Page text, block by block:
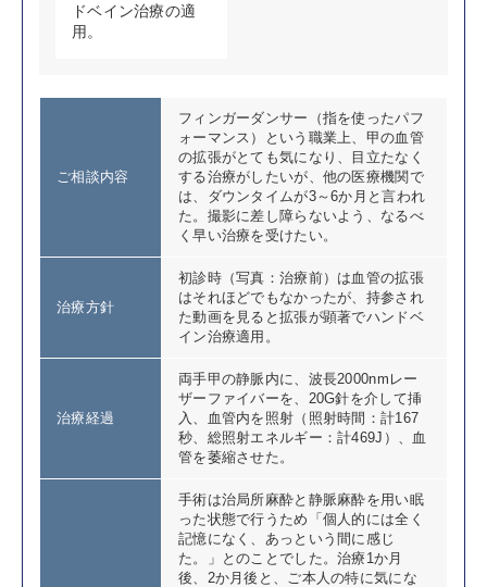
ドベイン治療の適
用。
ご相談内容
フィンガーダンサー（指を使ったパフ
ォーマンス）という職業上、甲の血管
の拡張がとても気になり、目立たなく
する治療がしたいが、他の医療機関で
は、ダウンタイムが3～6か月と言われ
た。撮影に差し障らないよう、なるべ
く早い治療を受けたい。
治療方針
初診時（写真：治療前）は血管の拡張
はそれほどでもなかったが、持参され
た動画を見ると拡張が顕著でハンドベ
イン治療適用。
治療経過
両手甲の静脈内に、波長2000nmレー
ザーファイバーを、20G針を介して挿
入、血管内を照射（照射時間：計167
秒、総照射エネルギー：計469J）、血
管を萎縮させた。
手術は治局所麻酔と静脈麻酔を用い眠
った状態で行うため「個人的には全く
記憶になく、あっという間に感じ
た。」とのことでした。治療1か月
後、2か月後と、ご本人の特に気にな